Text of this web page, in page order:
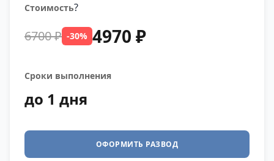
Стоимость?
6700 ₽ -30% 4970 ₽
Сроки выполнения
до 1 дня
ОФОРМИТЬ РАЗВОД